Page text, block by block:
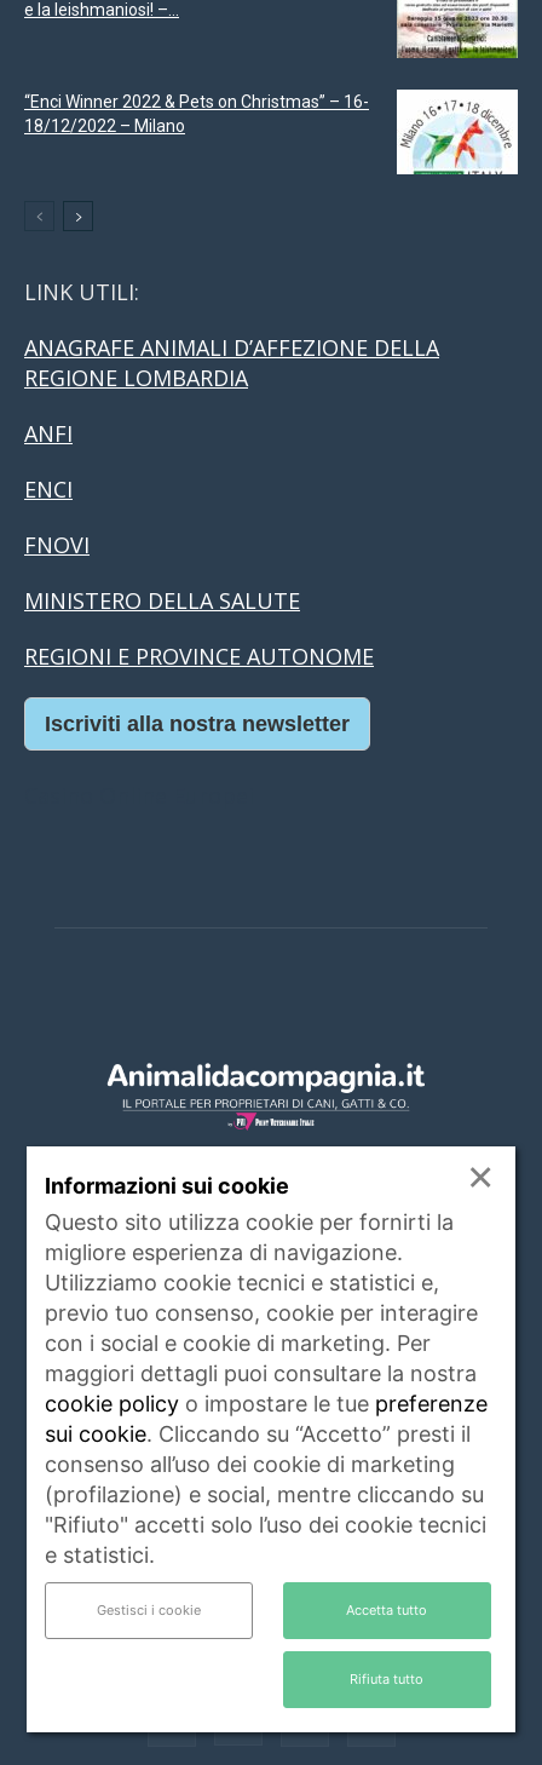
e la leishmaniosi! –...
“Enci Winner 2022 & Pets on Christmas” – 16-
18/12/2022 – Milano
LINK UTILI:
ANAGRAFE ANIMALI D’AFFEZIONE DELLA
REGIONE LOMBARDIA
ANFI
ENCI
FNOVI
MINISTERO DELLA SALUTE
REGIONI E PROVINCE AUTONOME
Iscriviti alla nostra newsletter
CHI SIAMO
www.animalidacompagnia.it è il portale che
soddisfa le esigenze dei proprietari di PET,
trait d'union tra proprietario e veterinari,
istituzioni, allevatori ed operatori del settore.
Raccoglie ogni giorno notizie di attualità,
igiene e salute, rubriche, eventi e servizi
riguardanti gli animali da compagnia e non
solo.Leggi di più
Contattaci:
SEGUICI
Informazioni sui cookie ×
Questo sito utilizza cookie per fornirti la
migliore esperienza di navigazione.
Utilizziamo cookie tecnici e statistici e,
previo tuo consenso, cookie per interagire
con i social e cookie di marketing. Per
maggiori dettagli puoi consultare la nostra
cookie policy o impostare le tue preferenze
sui cookie. Cliccando su “Accetto” presti il
consenso all’uso dei cookie di marketing
(profilazione) e social, mentre cliccando su
"Rifiuto" accetti solo l’uso dei cookie tecnici
e statistici.
Gestisci i cookie Accetta tutto
Rifiuta tutto